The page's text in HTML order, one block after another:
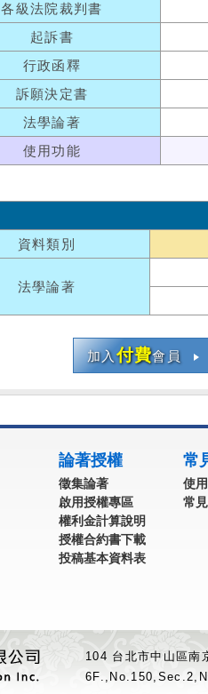
各級法院裁判書
起訴書
行政函釋
訴願決定書
法學論著
使用功能
資料類別
法學論著
加入付費會員
論著授權
徵集論著
啟用授權專區
權利金計算說明
授權合約書下載
投稿基本資料表
常
使
常
104 台北市中山區